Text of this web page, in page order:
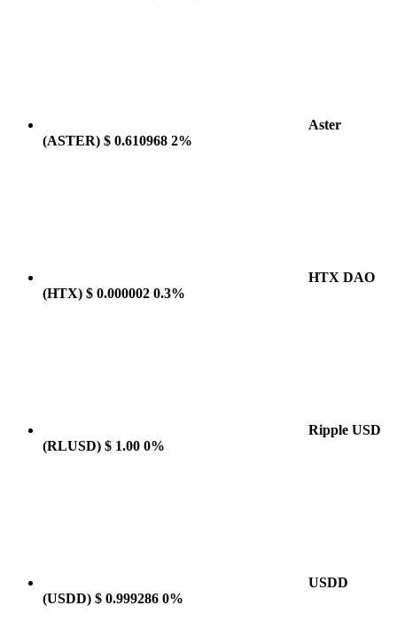
Aster
(ASTER) $ 0.610968 2%
HTX DAO
(HTX) $ 0.000002 0.3%
Ripple USD
(RLUSD) $ 1.00 0%
USDD
(USDD) $ 0.999286 0%